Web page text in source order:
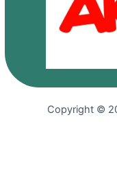
Copyright ©